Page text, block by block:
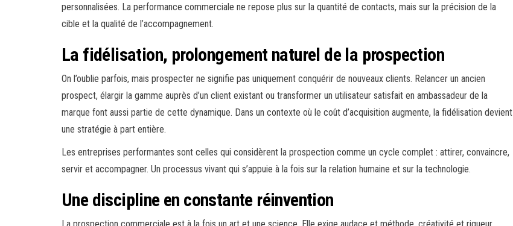
personnalisées. La performance commerciale ne repose plus sur la quantité de contacts, mais sur la précision de la
cible et la qualité de l’accompagnement.
La fidélisation, prolongement naturel de la prospection
On l’oublie parfois, mais prospecter ne signifie pas uniquement conquérir de nouveaux clients. Relancer un ancien
prospect, élargir la gamme auprès d’un client existant ou transformer un utilisateur satisfait en ambassadeur de la
marque font aussi partie de cette dynamique. Dans un contexte où le coût d’acquisition augmente, la fidélisation devient
une stratégie à part entière.
Les entreprises performantes sont celles qui considèrent la prospection comme un cycle complet : attirer, convaincre,
servir et accompagner. Un processus vivant qui s’appuie à la fois sur la relation humaine et sur la technologie.
Une discipline en constante réinvention
La prospection commerciale est à la fois un art et une science. Elle exige audace et méthode, créativité et rigueur.